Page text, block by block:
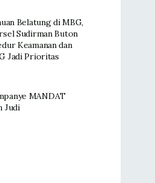
Belatung di MBG,
Sudirman Buton
Keamanan dan
Jadi Prioritas
MANDAT
Judi